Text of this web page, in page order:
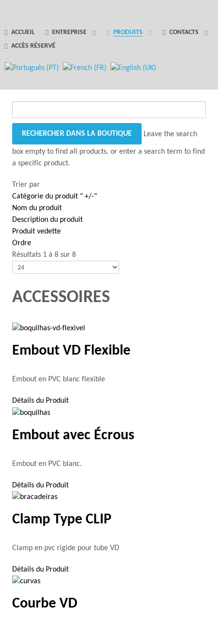
ACCUEIL ENTREPRISE PRODUITS
CONTACTS
ACCÈS RÉSERVÉ
GANTRY 5 PARTICLE
Error while rendering particle.
Leave the search
box empty to find all products, or enter a search term to find
a specific product.
Trier par
Catégorie du produit " +/-"
Nom du produit
Description du produit
Produit vedette
Ordre
Résultats 1 à 8 sur 8
ACCESSOIRES
Embout VD Flexible
Embout en PVC blanc flexible
Détails du Produit
Embout avec Écrous
Embout en PVC blanc.
Détails du Produit
Clamp Type CLIP
Clamp en pvc rigide pour tube VD
Détails du Produit
Courbe VD